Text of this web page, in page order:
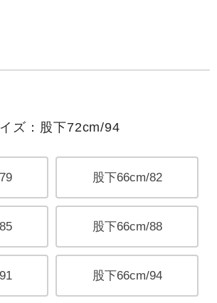
ズ：股下72cm/94
股下66cm/82
股下66cm/88
股下66cm/94